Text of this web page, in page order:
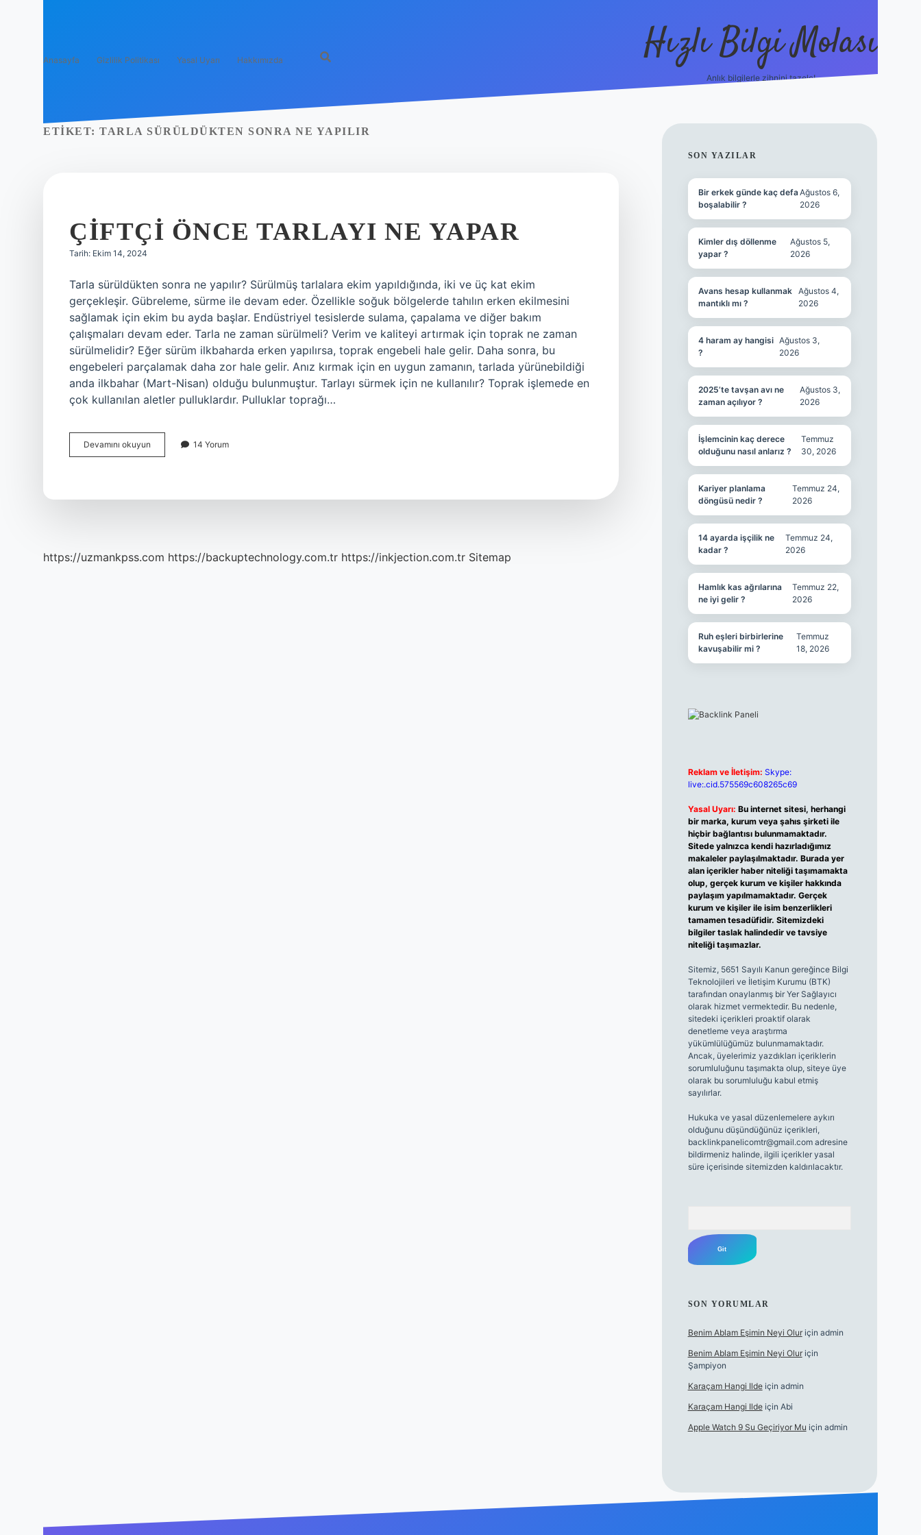
Anasayfa Gizlilik Politikası Yasal Uyarı Hakkımızda Hızlı Bilgi Molası
Anlık bilgilerle zihnini tazele!
ETIKET: TARLA SÜRÜLDÜKTEN SONRA NE YAPILIR
ÇIFTÇI ÖNCE TARLAYI NE YAPAR
Tarih: Ekim 14, 2024
Tarla sürüldükten sonra ne yapılır? Sürülmüş tarlalara ekim yapıldığında, iki ve üç kat ekim
gerçekleşir. Gübreleme, sürme ile devam eder. Özellikle soğuk bölgelerde tahılın erken ekilmesini
sağlamak için ekim bu ayda başlar. Endüstriyel tesislerde sulama, çapalama ve diğer bakım
çalışmaları devam eder. Tarla ne zaman sürülmeli? Verim ve kaliteyi artırmak için toprak ne zaman
sürülmelidir? Eğer sürüm ilkbaharda erken yapılırsa, toprak engebeli hale gelir. Daha sonra, bu
engebeleri parçalamak daha zor hale gelir. Anız kırmak için en uygun zamanın, tarlada yürünebildiği
anda ilkbahar (Mart-Nisan) olduğu bulunmuştur. Tarlayı sürmek için ne kullanılır? Toprak işlemede en
çok kullanılan aletler pulluklardır. Pulluklar toprağı…
Devamını okuyun
Önce
14 Yorum
https://uzmankpss.com https://backuptechnology.com.tr https://inkjection.com.tr Sitemap
SIDEBAR
SON YAZILAR
Bir erkek günde kaç defa
boşalabilir ?
Ağustos 6,
2026
Kimler dış döllenme
yapar ?
Ağustos 5,
2026
Avans hesap kullanmak
mantıklı mı ?
Ağustos 4,
2026
4 haram ay hangisi
?
Ağustos 3,
2026
2025’te tavşan avı ne
zaman açılıyor ?
Ağustos 3,
2026
İşlemcinin kaç derece
olduğunu nasıl anlarız ?
Temmuz
30, 2026
Kariyer planlama
döngüsü nedir ?
Temmuz 24,
2026
14 ayarda işçilik ne
kadar ?
Temmuz 24,
2026
Hamlık kas ağrılarına
ne iyi gelir ?
Temmuz 22,
2026
Ruh eşleri birbirlerine
kavuşabilir mi ?
Temmuz
18, 2026
Reklam ve İletişim: Skype:
live:.cid.575569c608265c69
Yasal Uyarı: Bu internet sitesi, herhangi
bir marka, kurum veya şahıs şirketi ile
hiçbir bağlantısı bulunmamaktadır.
Sitede yalnızca kendi hazırladığımız
makaleler paylaşılmaktadır. Burada yer
alan içerikler haber niteliği taşımamakta
olup, gerçek kurum ve kişiler hakkında
paylaşım yapılmamaktadır. Gerçek
kurum ve kişiler ile isim benzerlikleri
tamamen tesadüfidir. Sitemizdeki
bilgiler taslak halindedir ve tavsiye
niteliği taşımazlar.
Sitemiz, 5651 Sayılı Kanun gereğince Bilgi
Teknolojileri ve İletişim Kurumu (BTK)
tarafından onaylanmış bir Yer Sağlayıcı
olarak hizmet vermektedir. Bu nedenle,
sitedeki içerikleri proaktif olarak
denetleme veya araştırma
yükümlülüğümüz bulunmamaktadır.
Ancak, üyelerimiz yazdıkları içeriklerin
sorumluluğunu taşımakta olup, siteye üye
olarak bu sorumluluğu kabul etmiş
sayılırlar.
Hukuka ve yasal düzenlemelere aykırı
olduğunu düşündüğünüz içerikleri,
backlinkpanelicomtr@gmail.comadresine
bildirmeniz halinde, ilgili içerikler yasal
süre içerisinde sitemizden kaldırılacaktır.
SON YORUMLAR
Benim Ablam Eşimin Neyi Oluriçin admin
Benim Ablam Eşimin Neyi Oluriçin
Şampiyon
Karaçam Hangi Ildeiçin admin
Karaçam Hangi Ildeiçin Abi
Apple Watch 9 Su Geçiriyor Mu için admin
ilbet mobil giriş